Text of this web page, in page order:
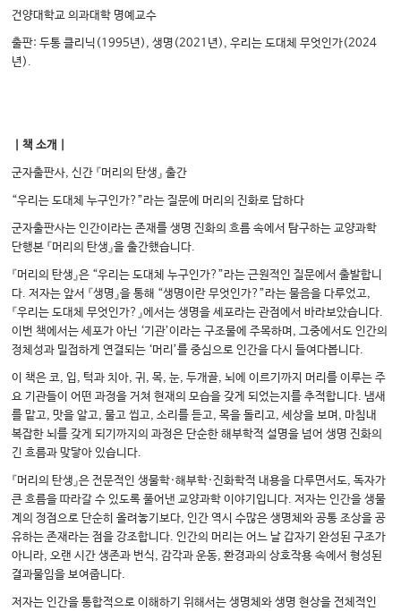
건양대학교 의과대학 명예교수
출판: 두통 클리닉(1995년), 생명(2021년), 우리는 도대체 무엇인가(2024
년).
｜책 소개｜
군자출판사, 신간 『머리의 탄생』 출간
“우리는 도대체 누구인가?”라는 질문에 머리의 진화로 답하다
군자출판사는 인간이라는 존재를 생명 진화의 흐름 속에서 탐구하는 교양과학
단행본 『머리의 탄생』을 출간했습니다.
『머리의 탄생』은 “우리는 도대체 누구인가?”라는 근원적인 질문에서 출발합니
다. 저자는 앞서 『생명』을 통해 “생명이란 무엇인가?”라는 물음을 다루었고,
『우리는 도대체 무엇인가?』에서는 생명을 세포라는 관점에서 바라보았습니다.
이번 책에서는 세포가 아닌 ‘기관’이라는 구조물에 주목하며, 그중에서도 인간의
정체성과 밀접하게 연결되는 ‘머리’를 중심으로 인간을 다시 들여다봅니다.
이 책은 코, 입, 턱과 치아, 귀, 목, 눈, 두개골, 뇌에 이르기까지 머리를 이루는 주
요 기관들이 어떤 과정을 거쳐 현재의 모습을 갖게 되었는지를 추적합니다. 냄새
를 맡고, 맛을 알고, 물고 씹고, 소리를 듣고, 목을 돌리고, 세상을 보며, 마침내
복잡한 뇌를 갖게 되기까지의 과정은 단순한 해부학적 설명을 넘어 생명 진화의
긴 흐름과 맞닿아 있습니다.
『머리의 탄생』은 전문적인 생물학·해부학·진화학적 내용을 다루면서도, 독자가
큰 흐름을 따라갈 수 있도록 풀어낸 교양과학 이야기입니다. 저자는 인간을 생물
계의 정점으로 단순히 올려놓기보다, 인간 역시 수많은 생명체와 공통 조상을 공
유하는 존재라는 점을 강조합니다. 인간의 머리는 어느 날 갑자기 완성된 구조가
아니라, 오랜 시간 생존과 번식, 감각과 운동, 환경과의 상호작용 속에서 형성된
결과물임을 보여줍니다.
저자는 인간을 통합적으로 이해하기 위해서는 생명체와 생명 현상을 전체적인